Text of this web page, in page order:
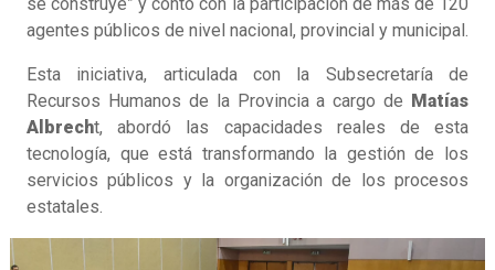
agentes públicos de nivel nacional, provincial y municipal.
Esta iniciativa, articulada con la Subsecretaría de
Recursos Humanos de la Provincia a cargo de Matías
Albrecht, abordó las capacidades reales de esta
tecnología, que está transformando la gestión de los
servicios públicos y la organización de los procesos
estatales.